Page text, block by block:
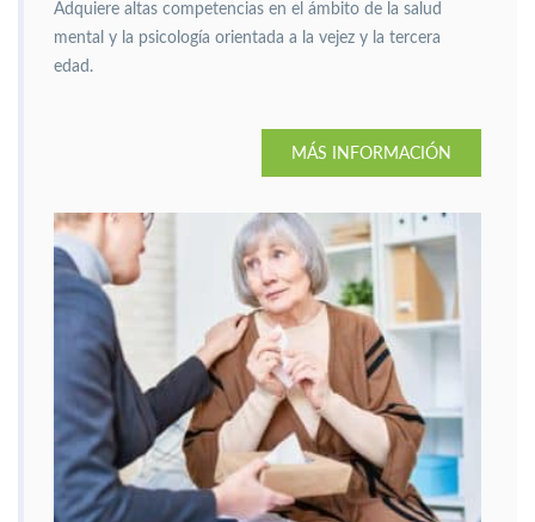
Adquiere altas competencias en el ámbito de la salud
mental y la psicología orientada a la vejez y la tercera
edad.
MÁS INFORMACIÓN